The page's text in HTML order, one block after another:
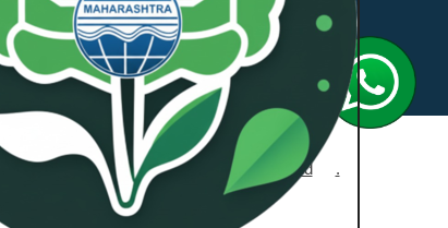
ही वेबसाइट WCAG 2.1 लेव्हल AA
आणि GIGW 3.0 चे पालन करते.
द्वारा समर्थित: NeoSOFT Private Limited .